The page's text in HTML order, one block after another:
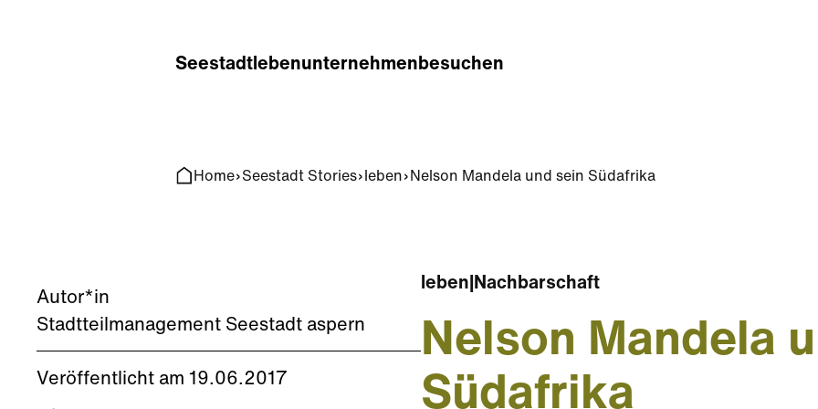
Seestadtlebenunternehmenbesuchen
Home Seestadt Stories leben Nelson Mandela und sein Südafrika
Autor*in
Stadtteilmanagement Seestadt aspern
Veröffentlicht am 19.06.2017
leben Nachbarschaft
Nelson Mandela
Südafrika